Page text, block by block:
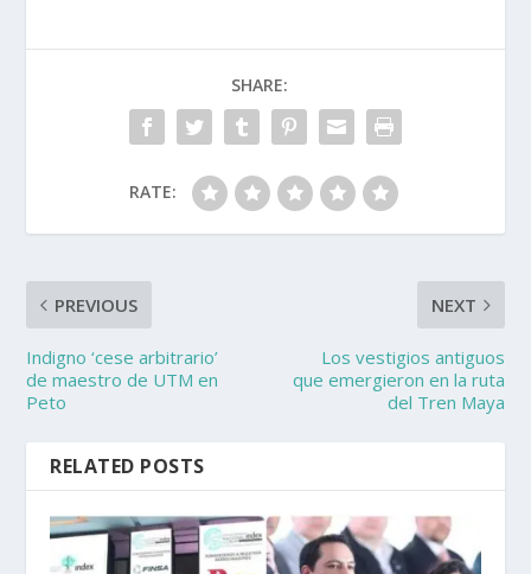
SHARE:
RATE:
PREVIOUS
Indigno ‘cese arbitrario’
de maestro de UTM en
Peto
NEXT
Los vestigios antiguos
que emergieron en la ruta
del Tren Maya
RELATED POSTS